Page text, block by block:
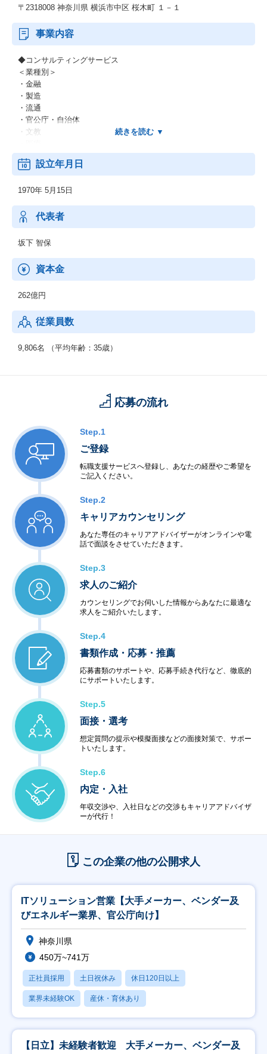
〒2318008 神奈川県 横浜市中区 桜木町 １－１
事業内容
◆コンサルティングサービス
＜業種別＞
・金融
・製造
・流通
・官公庁・自治体
・文教
・他
＜業務別＞
・CRM
・SFA
・SCM
・ERP
・WEB
＜IT基盤、ネットワーク＞
・ネットワーク
・先端IT
・ミドルウェア
◆制御系システムサービス
＜移動体通信制御開発＞
・衛星・航空制御
・交通機関・車輌制御
・ビル・店舗設備制御
・電力・エネルギー制御
・通信インフラ制御
・LSI・FPGA設計
・電子回路設計・生産
◆アウトソーシングサービス
＜システム運用保守サービス＞
・業務運用
・オペレーション
・ネットワーク管理
・ファシリティ管理
・ヘルプデスク
・データセンター
・ハウジング・ホスティング
・セキュリティ
＜教育サービス＞
・システム運用サービス
＜コンビニエンスサービス＞
・ハードウェア販売
・ソフトウェア販売
設立年月日
1970年 5月15日
代表者
坂下 智保
資本金
262億円
従業員数
9,806名 （平均年齢：35歳）
応募の流れ
Step.1
ご登録
転職支援サービスへ登録し、あなたの経歴やご希望を
ご記入ください。
Step.2
キャリアカウンセリング
あなた専任のキャリアアドバイザーがオンラインや電
話で面談をさせていただきます。
Step.3
求人のご紹介
カウンセリングでお伺いした情報からあなたに最適な
求人をご紹介いたします。
Step.4
書類作成・応募・推薦
応募書類のサポートや、応募手続き代行など、徹底的
にサポートいたします。
Step.5
面接・選考
想定質問の提示や模擬面接などの面接対策で、サポー
トいたします。
Step.6
内定・入社
年収交渉や、入社日などの交渉もキャリアアドバイザ
ーが代行！
この企業の他の公開求人
ITソリューション営業【大手メーカー、ベンダー及
びエネルギー業界、官公庁向け】
神奈川県
450万~741万
正社員採用 土日祝休み 休日120日以上
業界未経験OK 産休・育休あり
【日立】未経験者歓迎 大手メーカー、ベンダー及